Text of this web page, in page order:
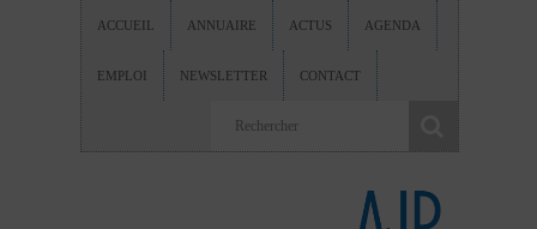
ACCUEIL ANNUAIRE ACTUS AGENDA
EMPLOI NEWSLETTER CONTACT